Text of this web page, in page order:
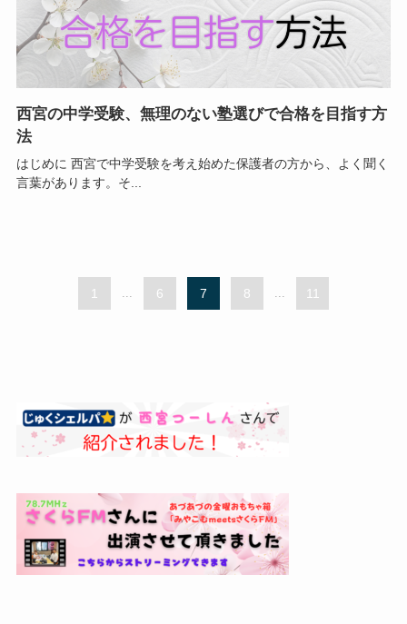
西宮の中学受験、無理のない塾選びで合格を目指す方
法
はじめに 西宮で中学受験を考え始めた保護者の方から、よく聞く
言葉があります。そ...
1 6 7 8 11